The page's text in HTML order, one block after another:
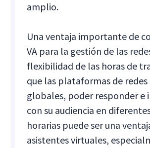
amplio.
Una ventaja importante de
VA para la gestión de las
flexibilidad de las horas de
que las plataformas de redes
globales, poder responder e
con su audiencia en
horarias puede ser una
asistentes virtuales,